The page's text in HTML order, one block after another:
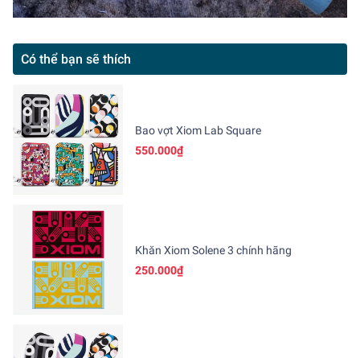
Có thể bạn sẽ thích
Bao vợt Xiom Lab Square
550.000₫
Khăn Xiom Solene 3 chính hãng
250.000₫